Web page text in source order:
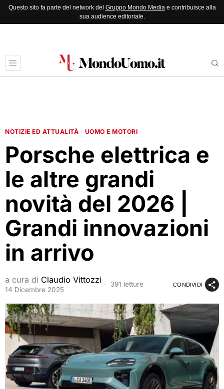
Questo sito fa parte del network del Gruppo Mondo Mediae contribuisce alla
sua audience editoriale.
NOTIZIE ED ATTUALITÀ · UOMO E MOTORI
Porsche elettrica e
le altre grandi
novità del 2026 |
Grandi innovazioni
in arrivo
a cura di Claudio Vittozzi
14 Dicembre 2025
391 letture CONDIVIDI